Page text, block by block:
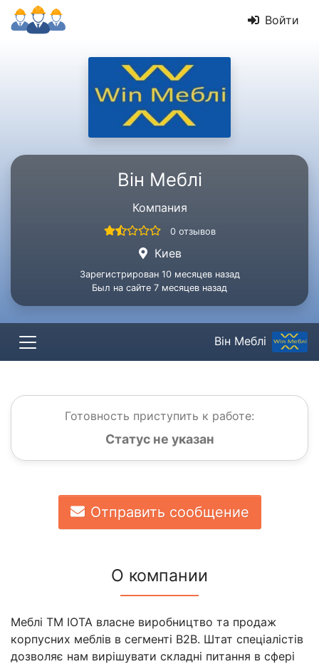
Войти
Він Меблі
Компания
0 отзывов
Киев
Зарегистрирован 10 месяцев назад
Был на сайте 7 месяцев назад
Він Меблі
Готовность приступить к работе:
Статус не указан
Отправить сообщение
О компании
Меблі TM IOTA власне виробництво та продаж
корпусних меблів в сегменті B2B. Штат спеціалістів
дозволяє нам вирішувати складні питання в сфері